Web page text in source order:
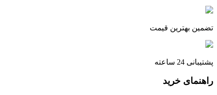
تضمین بهترین قیمت
پشتیبانی 24 ساعته
راهنمای خرید